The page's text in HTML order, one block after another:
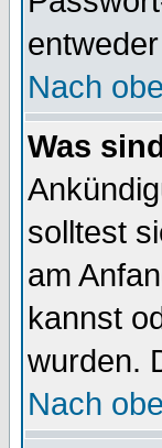
Nach
Was
solltest
am
kannst
wurden.
Nach